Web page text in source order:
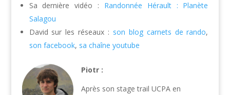
Sa dernière vidéo : Randonnée Hérault : Planète
Salagou
David sur les réseaux : son blog carnets de rando,
son facebook, sa chaîne youtube
Piotr :
Après son stage trail UCPA en